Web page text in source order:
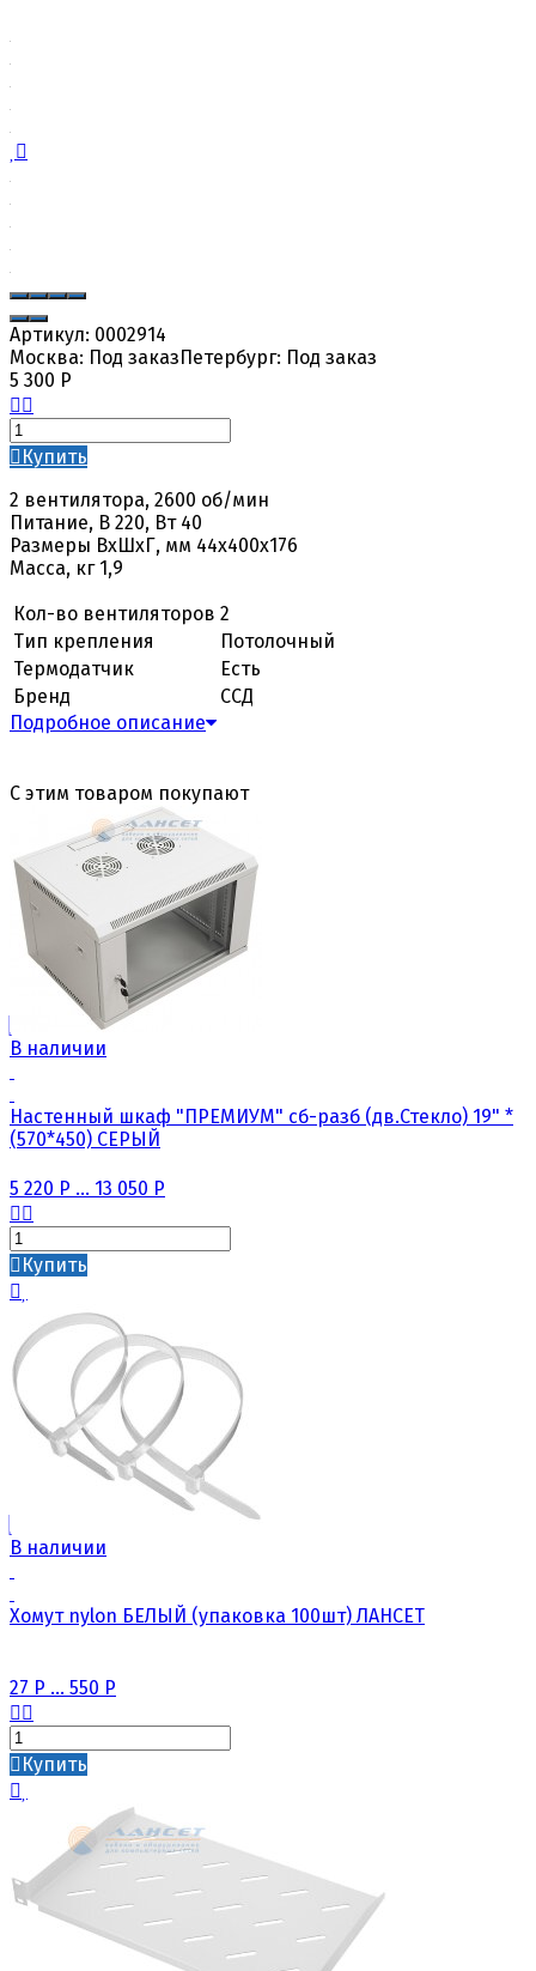
Артикул: 0002914
Москва: Под заказПетербург: Под заказ
5 300 Р
Купить
2 вентилятора, 2600 об/мин
Питание, В 220, Вт 40
Размеры ВхШхГ, мм 44х400х176
Масса, кг 1,9
Кол-во вентиляторов 2
Тип крепления
Потолочный
Термодатчик
Есть
Бренд
ССД
Подробное описание
С этим товаром покупают
В наличии
Настенный шкаф "ПРЕМИУМ" сб-разб (дв.Стекло) 19" *
(570*450) СЕРЫЙ
5 220 Р ... 13 050 Р
Купить
В наличии
Хомут nylon БЕЛЫЙ (упаковка 100шт) ЛАНСЕТ
27 Р ... 550 Р
Купить